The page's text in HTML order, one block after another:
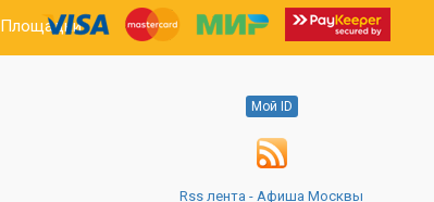
Площадки
Мой ID
Rss лента - Афиша Москвы